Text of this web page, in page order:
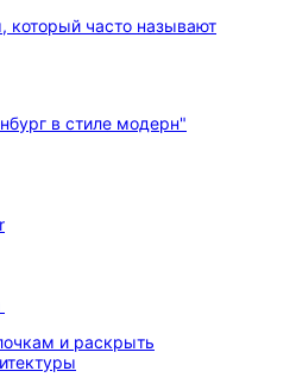
который часто называют
и раскрыть